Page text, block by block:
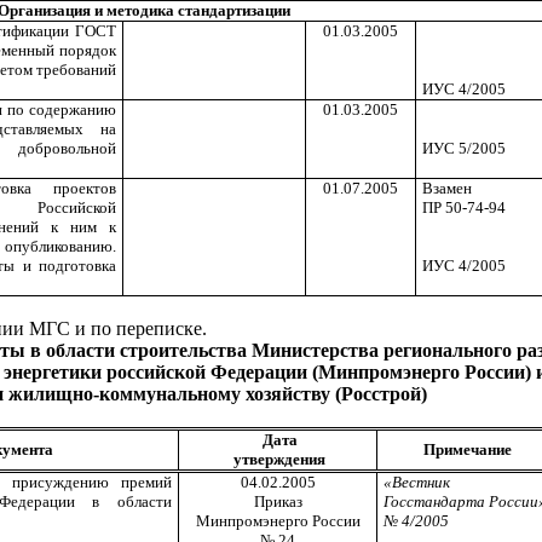
и методика стандартизации
ГОСТ
порядок
требований
01.03.2005
ИУС 4/2005
по содержанию
на
01.03.2005
ИУС 5/2005
проектов
Российской
к ним к
и подготовка
01.07.2005
Взамен
ПР 50-74-94
ИУС 4/2005
МГС и по переписке.
в области строительства Министерства регионального
российской Федерации (Минпромэнерго России)
жилищно-коммунальному хозяйству (Росстрой)
Дата
утверждения
Примечание
присуждению премий
в области
04.02.2005
Приказ
Минпромэнерго России
«Вестник
Госстандарта
№ 4/2005